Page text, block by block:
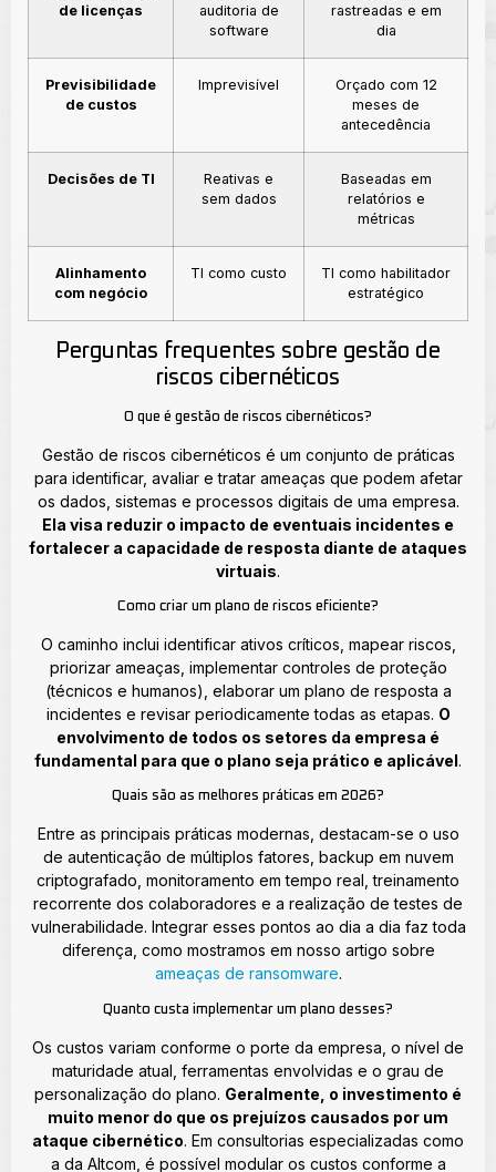
de licenças
auditoria de
software
rastreadas e em
dia
Previsibilidade
de custos
Imprevisível
Orçado com 12
meses de
antecedência
Decisões de TI
Reativas e
sem dados
Baseadas em
relatórios e
métricas
Alinhamento
com negócio
TI como custo
TI como habilitador
estratégico
Perguntas frequentes sobre gestão de
riscos cibernéticos
O que é gestão de riscos cibernéticos?
Gestão de riscos cibernéticos é um conjunto de práticas
para identificar, avaliar e tratar ameaças que podem afetar
os dados, sistemas e processos digitais de uma empresa.
Ela visa reduzir o impacto de eventuais incidentes e
fortalecer a capacidade de resposta diante de ataques
virtuais.
Como criar um plano de riscos eficiente?
O caminho inclui identificar ativos críticos, mapear riscos,
priorizar ameaças, implementar controles de proteção
(técnicos e humanos), elaborar um plano de resposta a
incidentes e revisar periodicamente todas as etapas. O
envolvimento de todos os setores da empresa é
fundamental para que o plano seja prático e aplicável.
Quais são as melhores práticas em 2026?
Entre as principais práticas modernas, destacam-se o uso
de autenticação de múltiplos fatores, backup em nuvem
criptografado, monitoramento em tempo real, treinamento
recorrente dos colaboradores e a realização de testes de
vulnerabilidade. Integrar esses pontos ao dia a dia faz toda
diferença, como mostramos em nosso artigo sobre
ameaças de ransomware.
Quanto custa implementar um plano desses?
Os custos variam conforme o porte da empresa, o nível de
maturidade atual, ferramentas envolvidas e o grau de
personalização do plano. Geralmente, o investimento é
muito menor do que os prejuízos causados por um
ataque cibernético. Em consultorias especializadas como
a da Altcom, é possível modular os custos conforme a